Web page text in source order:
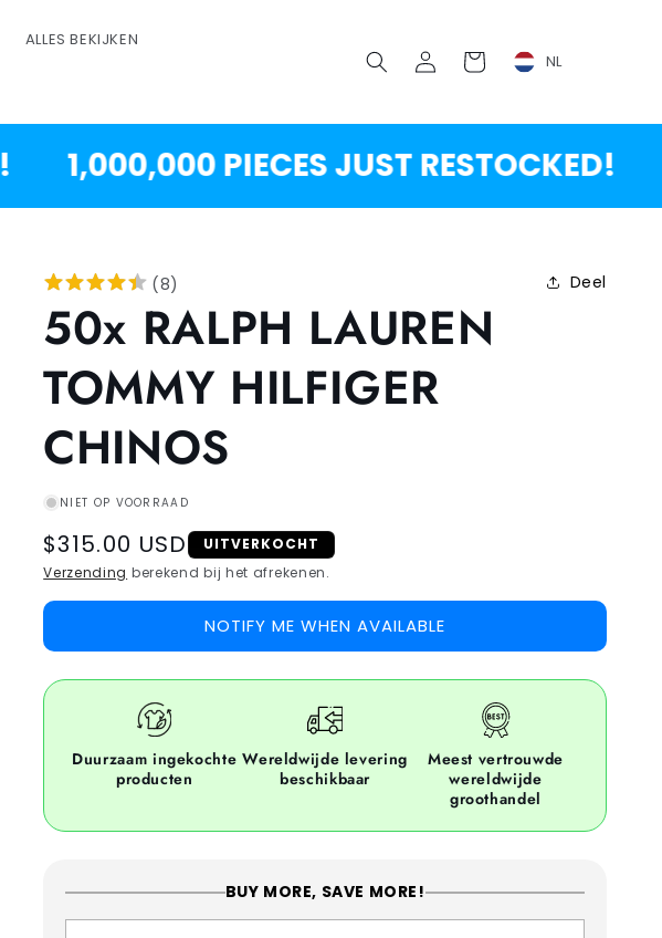
ALLES BEKIJKEN
Inloggen
Winkelwagen NL
1,000,000 PIECES JUST RESTOCKED!
(8) Deel
50x RALPH LAUREN
TOMMY HILFIGER
CHINOS
NIET OP VOORRAAD
Regular
price
$315.00 USD
UITVERKOCHT
Verzending berekend bij het afrekenen.
NOTIFY ME WHEN AVAILABLE
Duurzaam ingekochte
producten
Wereldwijde levering
beschikbaar
Meest vertrouwde
wereldwijde
groothandel
BUY MORE, SAVE MORE!